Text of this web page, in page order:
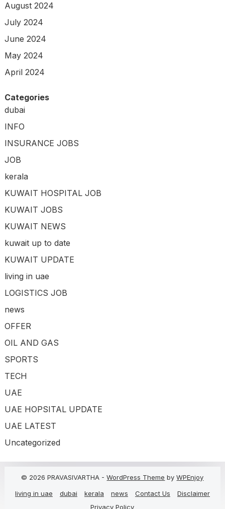
August 2024
July 2024
June 2024
May 2024
April 2024
Categories
dubai
INFO
INSURANCE JOBS
JOB
kerala
KUWAIT HOSPITAL JOB
KUWAIT JOBS
KUWAIT NEWS
kuwait up to date
KUWAIT UPDATE
living in uae
LOGISTICS JOB
news
OFFER
OIL AND GAS
SPORTS
TECH
UAE
UAE HOPSITAL UPDATE
UAE LATEST
Uncategorized
© 2026 PRAVASIVARTHA -WordPress Theme byWPEnjoy
living in uae
dubai kerala news Contact Us
Disclaimer
Privacy Policy